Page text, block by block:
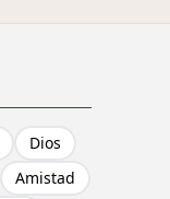
Dios
Amistad